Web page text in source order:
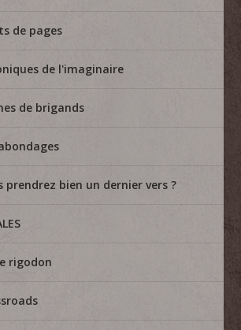
de pages
de l'imaginaire
de brigands
prendrez bien un dernier vers ?
rigodon